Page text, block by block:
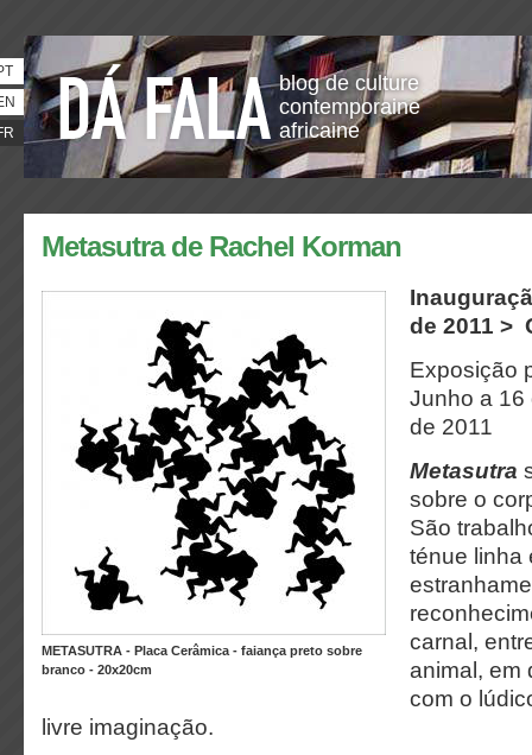
blog de culture
contemporaine
africaine
Metasutra de Rachel Korman
METASUTRA - Placa Cerâmica - faiança preto sobre
branco - 20x20cm
de 2011 >
Exposição
Junho a 16
de 2011
Metasutra
sobre o
São
ténue linha
carnal,
animal, em
com o
livre imaginação.